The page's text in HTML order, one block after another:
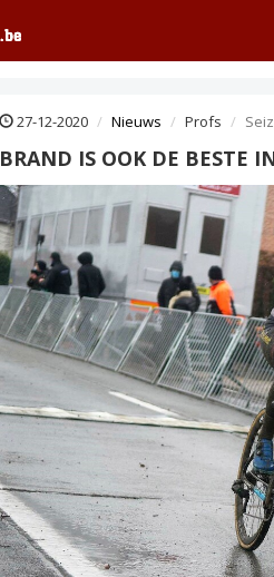
27-12-2020 Nieuws Profs
BRAND IS OOK DE BESTE